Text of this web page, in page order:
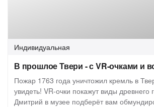
Индивидуальная
В прошлое Твери - с VR-очками и
Пожар 1763 года уничтожил кремль в
увидеть! VR-очки покажут виды древнего
Дмитрий в музее подберёт вам